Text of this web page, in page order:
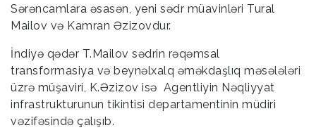
Sərəncamlara əsasən, yeni sədr müavinləri Tural
Mailov və Kamran Əzizovdur.
İndiyə qədər T.Mailov sədrin rəqəmsal
transformasiya və beynəlxalq əməkdaşlıq məsələləri
üzrə müşaviri, K.Əzizov isə Agentliyin Nəqliyyat
infrastrukturunun tikintisi departamentinin müdiri
vəzifəsində çalışıb.